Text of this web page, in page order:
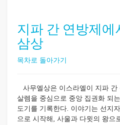
지파 간 연방제에
삼상
목차로 돌아가기
사무엘상은 이스라엘이 지파 간
살렘을 중심으로 중앙 집권화 되
도기를 기록한다. 이야기는 선지
으로 시작해, 사울과 다윗의 왕으